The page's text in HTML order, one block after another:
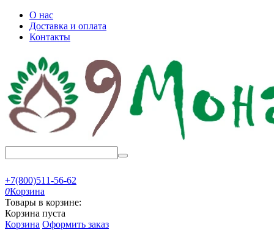
О нас
Доставка и оплата
Контакты
+7(800)511-56-62
0Корзина
Товары в корзине:
Корзина пуста
Корзина Оформить заказ